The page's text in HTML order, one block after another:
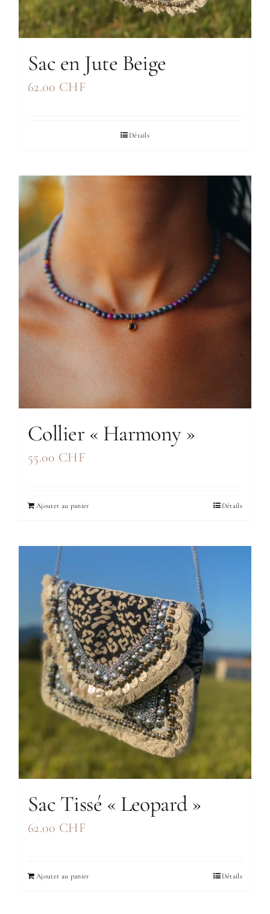
Sac en Jute Beige
62.00 CHF
Détails
Collier « Harmony »
55.00 CHF
Ajouter au panier Détails
Sac Tissé « Leopard »
62.00 CHF
Ajouter au panier Détails